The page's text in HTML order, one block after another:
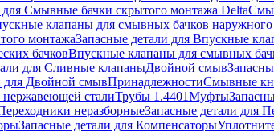
для Смывные бачки скрытого монтажа Delta
клапаны для смывных бачков
монтажаЗапасные детали для Впускные
бачковВпускные клапаны для смывных
для Сливные клапаныДвойной смыв
для Двойной смывПринадлежностиСмывные
нержавеющей сталиТрубы 1.4401Муфты
неразборныеЗапасные детали для
Запасные детали для Компенсаторы